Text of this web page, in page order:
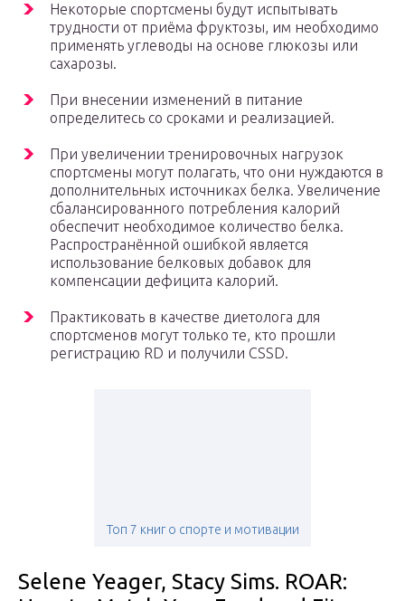
Некоторые спортсмены будут испытывать
трудности от приёма фруктозы, им необходимо
применять углеводы на основе глюкозы или
сахарозы.
При внесении изменений в питание
определитесь со сроками и реализацией.
При увеличении тренировочных нагрузок
спортсмены могут полагать, что они нуждаются в
дополнительных источниках белка. Увеличение
сбалансированного потребления калорий
обеспечит необходимое количество белка.
Распространённой ошибкой является
использование белковых добавок для
компенсации дефицита калорий.
Практиковать в качестве диетолога для
спортсменов могут только те, кто прошли
регистрацию RD и получили CSSD.
Топ 7 книг о спорте и мотивации
Selene Yeager, Stacy Sims. ROAR: